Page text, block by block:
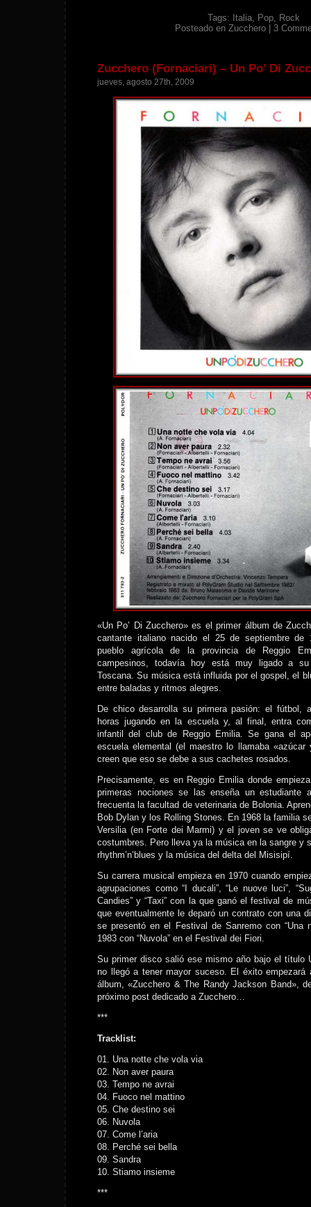
Tags: Italia, Pop, Rock
Posteado en Zucchero| 3
Zucchero (Fornaciari) – Un Po’ Di
jueves, agosto 27th, 2009
«Un Po’ Di Zucchero» es el primer álbum de
cantante italiano nacido el 25 de septiembre de
pueblo agrícola de la provincia de Reggio
campesinos, todavía hoy está muy ligado a
Toscana. Su música está influida por el gospel, el
entre baladas y ritmos alegres.
De chico desarrolla su primera pasión: el fútbol,
horas jugando en la escuela y, al final, entra
infantil del club de Reggio Emilia. Se gana el
escuela elemental (el maestro lo llamaba «azúcar
creen que eso se debe a sus cachetes rosados.
Precisamente, es en Reggio Emilia donde
primeras nociones se las enseña un estudiante
frecuenta la facultad de veterinaria de Bolonia.
Bob Dylan y los Rolling Stones. En 1968 la familia
Versilia (en Forte dei Marmi) y el joven se ve
costumbres. Pero lleva ya la música en la sangre y
rhythm’n’blues y la música del delta del Misisipí.
Su carrera musical empieza en 1970 cuando
agrupaciones como “I ducali”, “Le nuove luci”,
Candies” y “Taxi” con la que ganó el festival de
que eventualmente le deparó un contrato con una
se presentó en el Festival de Sanremo con “Una
1983 con “Nuvola” en el Festival dei Fiori.
Su primer disco salió ese mismo año bajo el título
no llegó a tener mayor suceso. El éxito empezará
álbum, «Zucchero & The Randy Jackson Band»,
próximo post dedicado a Zucchero…
***
Tracklist:
01. Una notte che vola via
02. Non aver paura
03. Tempo ne avrai
04. Fuoco nel mattino
05. Che destino sei
06. Nuvola
07. Come l’aria
08. Perché sei bella
09. Sandra
10. Stiamo insieme
***